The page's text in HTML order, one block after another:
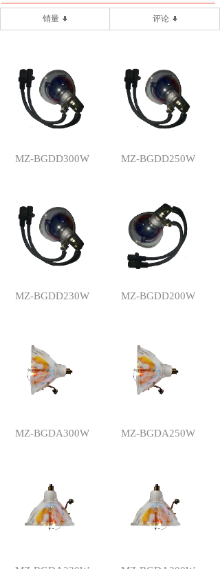
销量 评论
MZ-BGDD300W MZ-BGDD250W
MZ-BGDD230W MZ-BGDD200W
MZ-BGDA300W MZ-BGDA250W